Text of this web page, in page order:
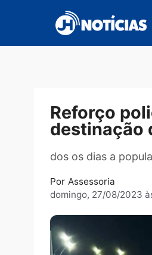
conteúdo
Reforço
dos os dias a
Por Assessoria
domingo, 27/08/